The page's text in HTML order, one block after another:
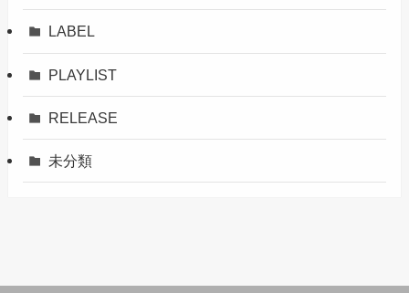
LABEL
PLAYLIST
RELEASE
未分類